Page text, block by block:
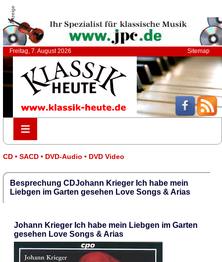
Anzeige
Freitag, 7. August 2026 Sitemap
≡
≡
CD • SACD • DVD-Audio • DVD Video
Besprechung CDJohann Krieger Ich habe mein
Liebgen im Garten gesehen Love Songs & Arias
Johann Krieger Ich habe mein Liebgen im Garten
gesehen Love Songs & Arias